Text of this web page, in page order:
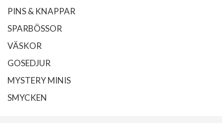
PINS & KNAPPAR
SPARBÖSSOR
VÄSKOR
GOSEDJUR
MYSTERY MINIS
SMYCKEN